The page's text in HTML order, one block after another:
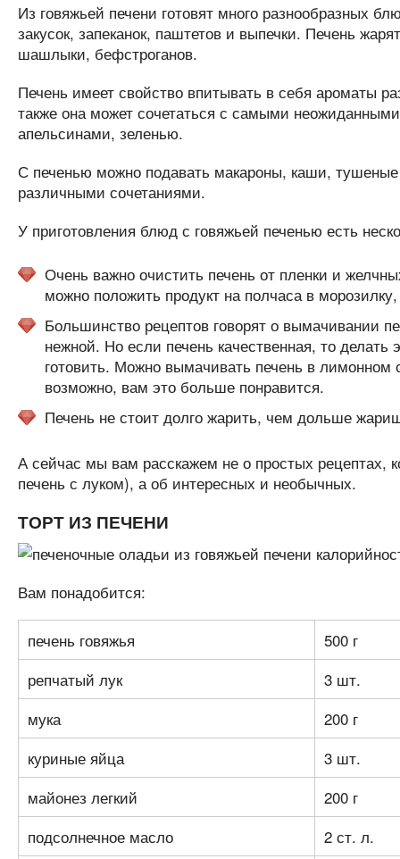
Из говяжьей печени готовят много разнообразных
закусок, запеканок, паштетов и выпечки. Печень
шашлыки, бефстроганов.
Печень имеет свойство впитывать в себя ароматы
также она может сочетаться с самыми
апельсинами, зеленью.
С печенью можно подавать макароны, каши,
различными сочетаниями.
У приготовления блюд с говяжьей печенью есть
Очень важно очистить печень от пленки и
можно положить продукт на полчаса в
Большинство рецептов говорят о вымачивании
нежной. Но если печень качественная, то
готовить. Можно вымачивать печень в лимонном
возможно, вам это больше понравится.
Печень не стоит долго жарить, чем дольше
А сейчас мы вам расскажем не о простых рецептах,
печень с луком), а об интересных и необычных.
ТОРТ ИЗ ПЕЧЕНИ
Вам понадобится:
печень говяжья
500 г
репчатый лук
3 шт.
мука
200 г
куриные яйца
3 шт.
майонез легкий
200 г
подсолнечное масло
2 ст. л.